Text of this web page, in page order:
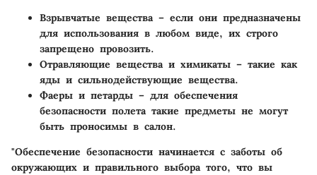
Взрывчатые вещества– если они предназначены
для использования в любом виде, их строго
запрещено провозить.
Отравляющие вещества и химикаты – такие как
яды и сильнодействующие вещества.
Фаеры и петарды – для обеспечения
безопасности полета такие предметы не могут
быть проносимы в салон.
"Обеспечение безопасности начинается с заботы об
окружающих и правильного выбора того, что вы